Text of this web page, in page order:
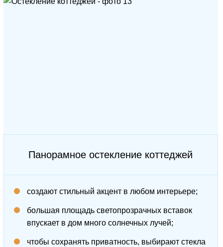
Панорамное остекление коттеджей
создают стильный акцент в любом интерьере;
большая площадь светопрозрачных вставок
впускает в дом много солнечных лучей;
чтобы сохранять приватность, выбирают стекла